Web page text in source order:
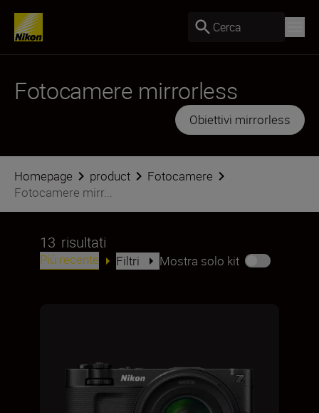
Cerca
Fotocamere mirrorless
Obiettivi mirrorless
Homepage product
Fotocamere
Fotocamere mirr...
13 risultati
Più recente Filtri Mostra solo kit